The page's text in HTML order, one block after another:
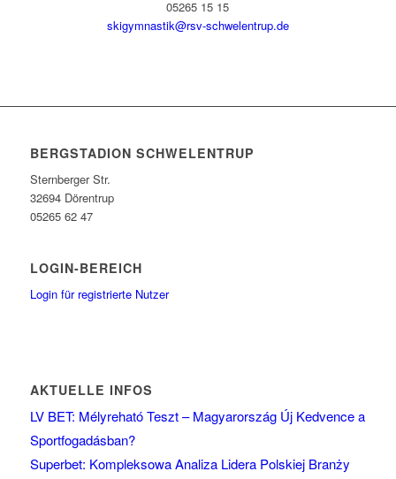
05265 15 15
skigymnastik@rsv-schwelentrup.de
BERGSTADION SCHWELENTRUP
Sternberger Str.
32694 Dörentrup
05265 62 47
LOGIN-BEREICH
Login für registrierte Nutzer
AKTUELLE INFOS
LV BET: Mélyreható Teszt – Magyarország Új Kedvence a
Sportfogadásban?
Superbet: Kompleksowa Analiza Lidera Polskiej Branży